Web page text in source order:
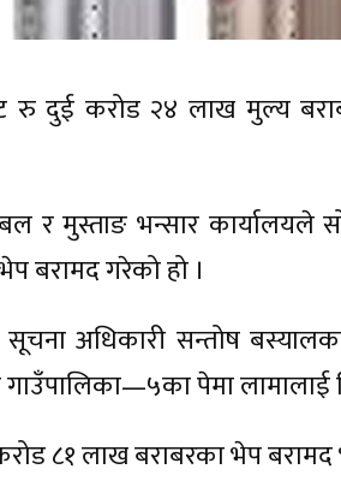
रु दुई करोड २४ लाख मुल्य
बल र मुस्ताङ भन्सार
बरामद गरेको हो ।
सूचना अधिकारी सन्तोष
पेमा लामालाई
८१ लाख बराबरका भेप बरामद